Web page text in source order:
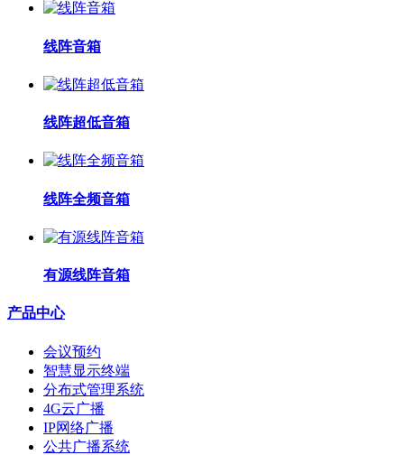
线阵音箱
线阵超低音箱
线阵全频音箱
有源线阵音箱
产品中心
会议预约
智慧显示终端
分布式管理系统
4G云广播
IP网络广播
公共广播系统